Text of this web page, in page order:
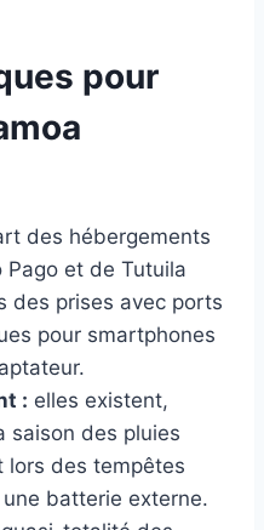
pour
des hébergements
et de Tutuila
des prises avec ports
pour smartphones
: elles existent,
saison des pluies
lors des tempêtes
batterie externe.